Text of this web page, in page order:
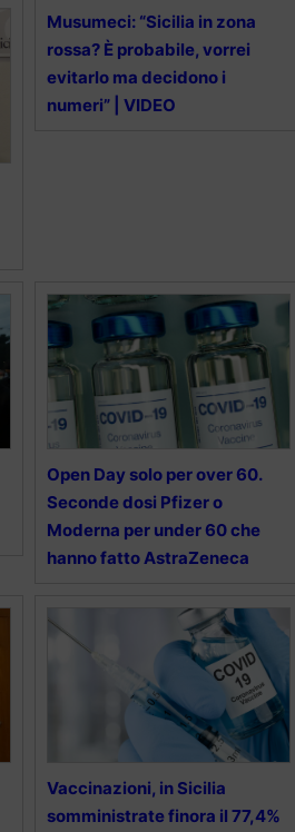
Musumeci: “Sicilia in zona
rossa? È probabile, vorrei
evitarlo ma decidono i
numeri” | VIDEO
Open Day solo per over 60.
Seconde dosi Pfizer o
Moderna per under 60 che
hanno fatto AstraZeneca
Vaccinazioni, in Sicilia
somministrate finora il 77,4%